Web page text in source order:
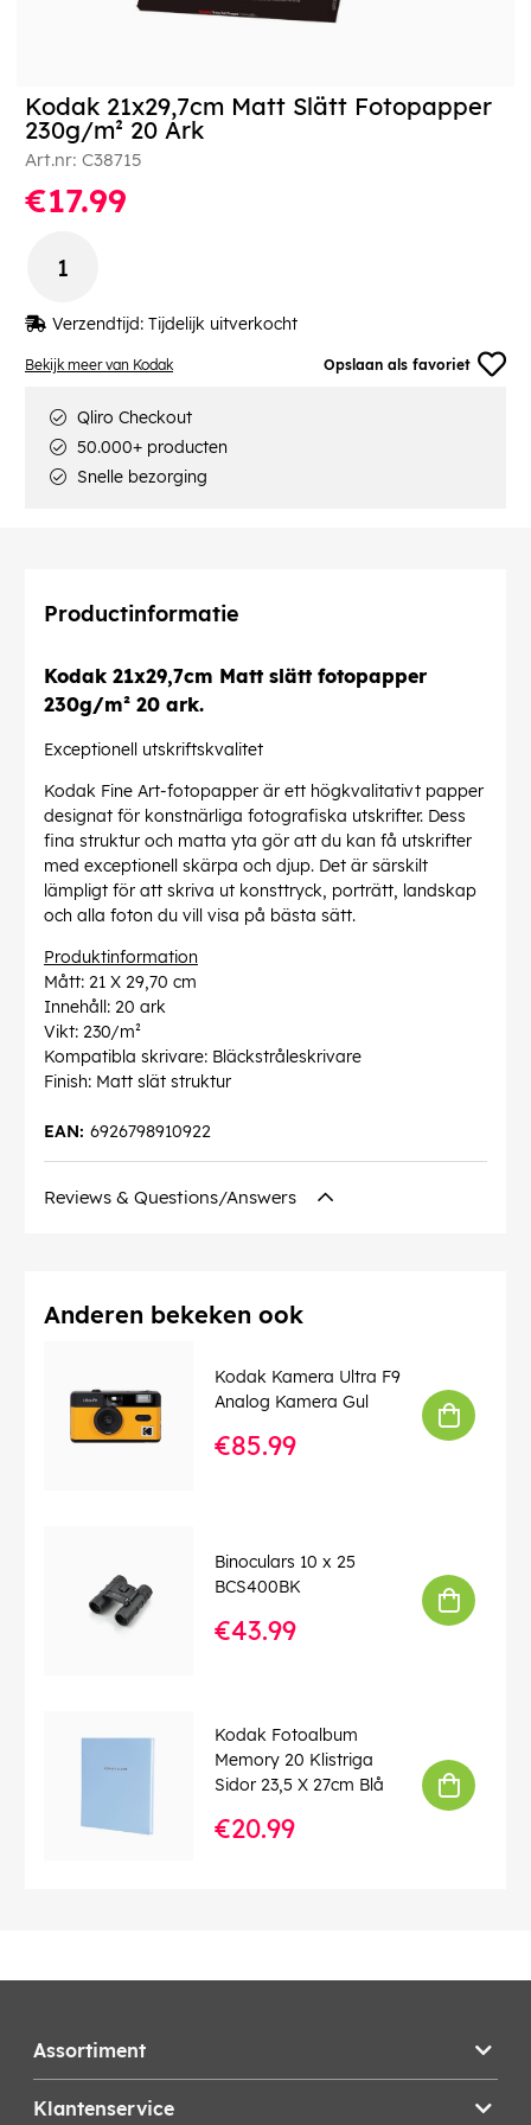
Bekijk meer van Kodak Opslaan als favoriet
Kodak 21x29,7cm Matt Slätt Fotopapper
230g/m² 20 Ark
Art.nr: C38715
€17.99
Verzendtijd: Tijdelijk uitverkocht
Qliro Checkout
50.000+ producten
Snelle bezorging
Productinformatie
Kodak 21x29,7cm Matt slätt fotopapper
230g/m² 20 ark.
Exceptionell utskriftskvalitet
Kodak Fine Art-fotopapper är ett högkvalitativt papper
designat för konstnärliga fotografiska utskrifter. Dess
fina struktur och matta yta gör att du kan få utskrifter
med exceptionell skärpa och djup. Det är särskilt
lämpligt för att skriva ut konsttryck, porträtt, landskap
och alla foton du vill visa på bästa sätt.
Produktinformation
Mått: 21 X 29,70 cm
Innehåll: 20 ark
Vikt: 230/m²
Kompatibla skrivare: Bläckstråleskrivare
Finish: Matt slät struktur
6926798910922
EAN:
Reviews & Questions/Answers
Anderen bekeken ook
Kodak Kamera Ultra F9
Analog Kamera Gul
€85.99
Binoculars 10 x 25
BCS400BK
€43.99
Kodak Fotoalbum
Memory 20 Klistriga
Sidor 23,5 X 27cm Blå
€20.99
Assortiment
Klantenservice